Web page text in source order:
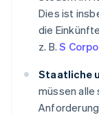
Dies ist
die
z. B.S
Staatliche
müssen alle